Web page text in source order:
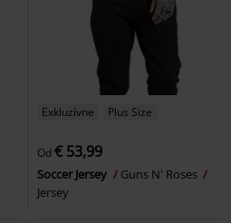
Exkluzívne Plus Size
Od € 53,99
Soccer Jersey
Guns N' Roses
Jersey